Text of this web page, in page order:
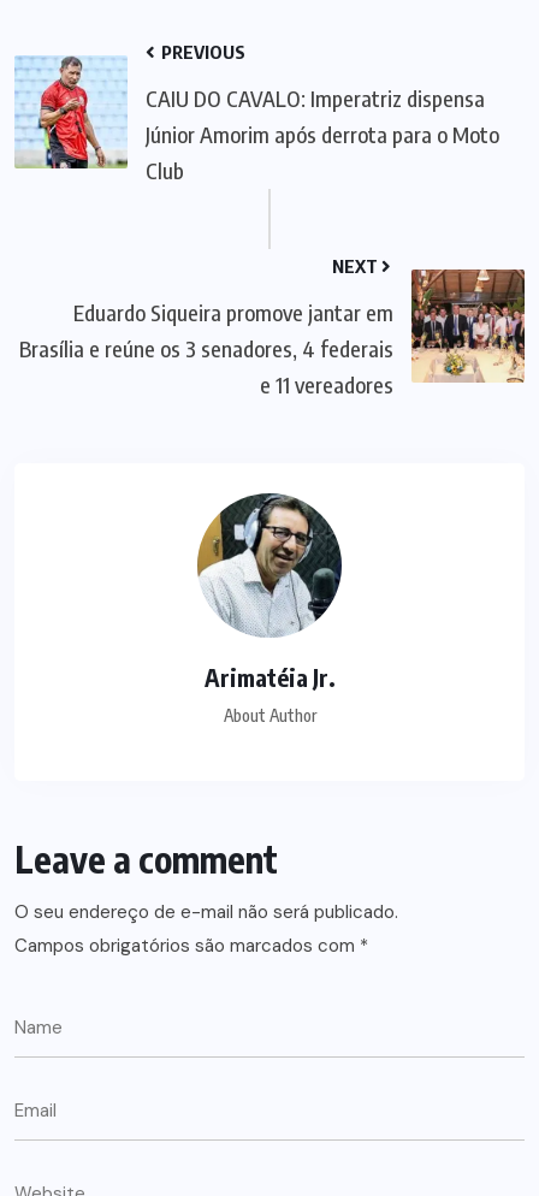
PREVIOUS
CAIU DO CAVALO: Imperatriz dispensa
Júnior Amorim após derrota para o Moto
Club
NEXT
Eduardo Siqueira promove jantar em
Brasília e reúne os 3 senadores, 4 federais
e 11 vereadores
Arimatéia Jr.
About Author
Leave a comment
O seu endereço de e-mail não será publicado.
Campos obrigatórios são marcados com *